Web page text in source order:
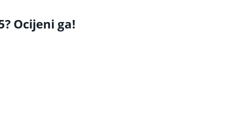
Ocijeni ga!